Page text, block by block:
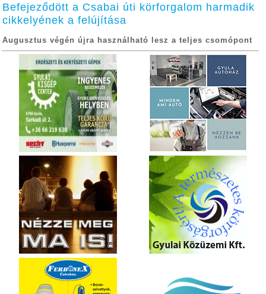
Befejeződött a Csabai úti körforgalom harmadik
cikkelyének a felújítása
Augusztus végén újra használható lesz a teljes csomópont